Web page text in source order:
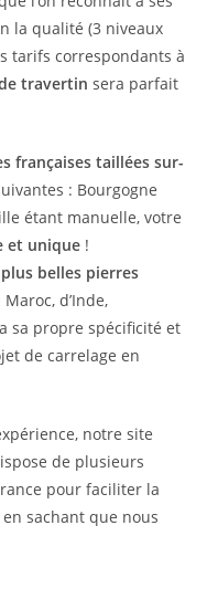
la qualité (3 niveaux
tarifs correspondants à
travertin sera parfait
françaises taillées sur-
: Bourgogne
étant manuelle, votre
et unique !
belles pierres
d’Inde,
sa propre spécificité et
de carrelage en
notre site
de plusieurs
pour faciliter la
sachant que nous